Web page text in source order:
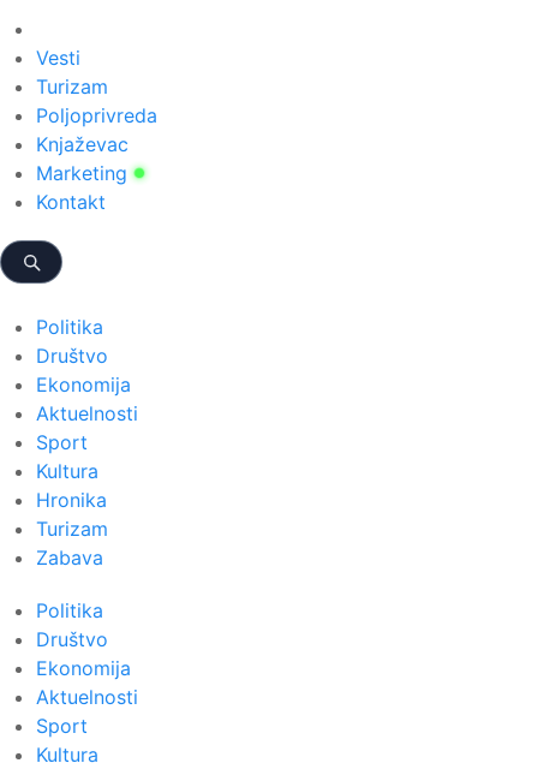
Vesti
Turizam
Poljoprivreda
Knjaževac
Marketing
Kontakt
Politika
Društvo
Ekonomija
Aktuelnosti
Sport
Kultura
Hronika
Turizam
Zabava
Politika
Društvo
Ekonomija
Aktuelnosti
Sport
Kultura